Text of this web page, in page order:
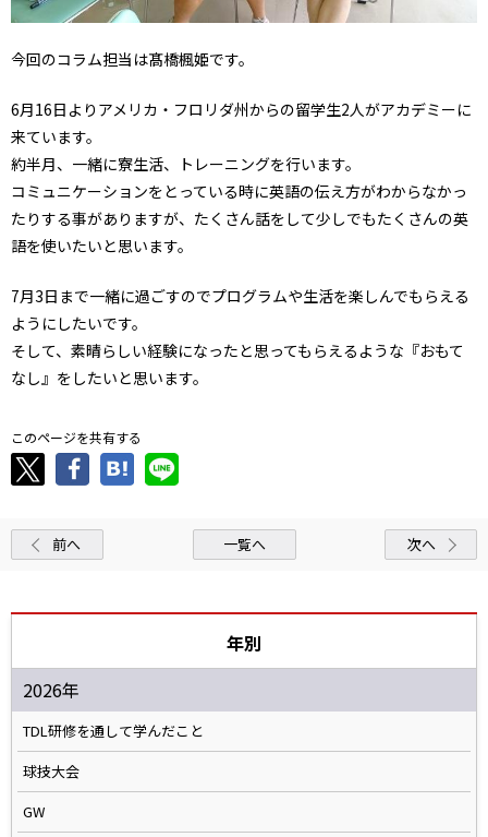
今回のコラム担当は髙橋楓姫です。
6月16日よりアメリカ・フロリダ州からの留学生2人がアカデミーに
来ています。
約半月、一緒に寮生活、トレーニングを行います。
コミュニケーションをとっている時に英語の伝え方がわからなかっ
たりする事がありますが、たくさん話をして少しでもたくさんの英
語を使いたいと思います。
7月3日まで一緒に過ごすのでプログラムや生活を楽しんでもらえる
ようにしたいです。
そして、素晴らしい経験になったと思ってもらえるような『おもて
なし』をしたいと思います。
このページを共有する
前へ 一覧へ 次へ
年別
2026年
TDL研修を通して学んだこと
球技大会
GW